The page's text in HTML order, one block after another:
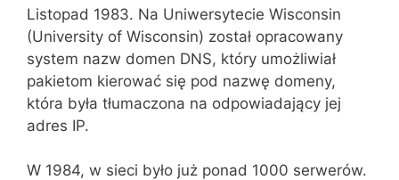
Listopad 1983. Na Uniwersytecie Wisconsin
(University of Wisconsin) został opracowany
system nazw domen DNS, który umożliwiał
pakietom kierować się pod nazwę domeny,
która była tłumaczona na odpowiadający jej
adres IP.
W 1984, w sieci było już ponad 1000 serwerów.